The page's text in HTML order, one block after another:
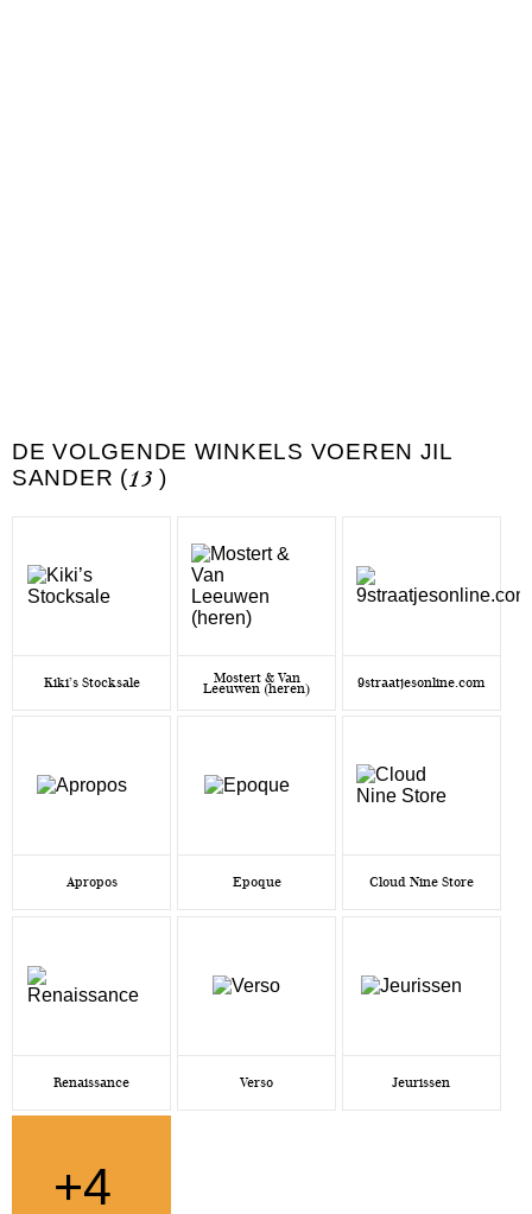
DE VOLGENDE WINKELS VOEREN JIL
SANDER (13 )
Kiki’s Stocksale Mostert & Van
Leeuwen (heren) 9straatjesonline.com
Apropos Epoque Cloud Nine Store
Renaissance Verso Jeurissen
+4